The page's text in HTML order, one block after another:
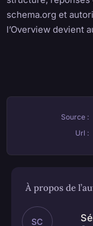
schema.org et
l’Overview devient
Source :
Url :
À propos de
SC